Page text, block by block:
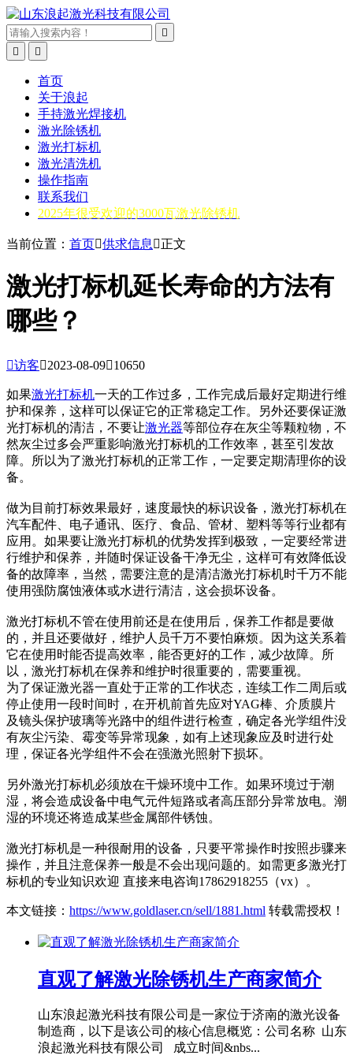



首页
关于浪起
手持激光焊接机
激光除锈机
激光打标机
激光清洗机
操作指南
联系我们
2025年很受欢迎的3000瓦激光除锈机
当前位置： 首页供求信息 正文
激光打标机延长寿命的方法有
哪些？
访客2023-08-0910650
如果激光打标机一天的工作过多，工作完成后最好定期进行维
护和保养，这样可以保证它的正常稳定工作。另外还要保证激
光打标机的清洁，不要让激光器等部位存在灰尘等颗粒物，不
然灰尘过多会严重影响激光打标机的工作效率，甚至引发故
障。所以为了激光打标机的正常工作，一定要定期清理你的设
备。
做为目前打标效果最好，速度最快的标识设备，激光打标机在
汽车配件、电子通讯、医疗、食品、管材、塑料等等行业都有
应用。如果要让激光打标机的优势发挥到极致，一定要经常进
行维护和保养，并随时保证设备干净无尘，这样可有效降低设
备的故障率，当然，需要注意的是清洁激光打标机时千万不能
使用强防腐蚀液体或水进行清洁，这会损坏设备。
激光打标机不管在使用前还是在使用后，保养工作都是要做
的，并且还要做好，维护人员千万不要怕麻烦。因为这关系着
它在使用时能否提高效率，能否更好的工作，减少故障。所
以，激光打标机在保养和维护时很重要的，需要重视。
为了保证激光器一直处于正常的工作状态，连续工作二周后或
停止使用一段时间时，在开机前首先应对YAG棒、介质膜片
及镜头保护玻璃等光路中的组件进行检查，确定各光学组件没
有灰尘污染、霉变等异常现象，如有上述现象应及时进行处
理，保证各光学组件不会在强激光照射下损坏。
另外激光打标机必须放在干燥环境中工作。如果环境过于潮
湿，将会造成设备中电气元件短路或者高压部分异常放电。潮
湿的环境还将造成某些金属部件锈蚀。
激光打标机是一种很耐用的设备，只要平常操作时按照步骤来
操作，并且注意保养一般是不会出现问题的。如需更多激光打
标机的专业知识欢迎 直接来电咨询17862918255（vx）。
本文链接： https://www.goldlaser.cn/sell/1881.html 转载需授权！
直观了解激光除锈机生产商家简介
山东浪起激光科技有限公司是一家位于济南的激光设备
制造商，以下是该公司的核心信息概览：公司名称 山东
浪起激光科技有限公司 成立时间&nbs...